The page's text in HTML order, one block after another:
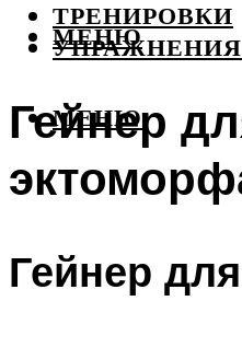
ТРЕНИРОВКИ
УПРАЖНЕНИЯ
МЕНЮ
МЕНЮ
Гейнер
Гейнер